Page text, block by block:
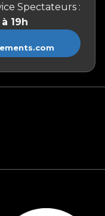
Spectateurs :
19h